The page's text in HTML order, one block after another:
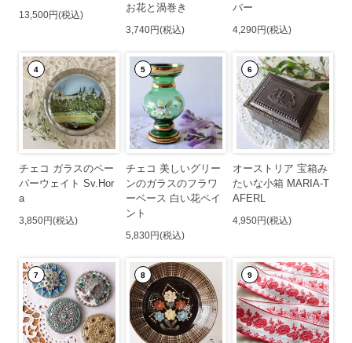
13,500円(税込)
お花と渦巻き
3,740円(税込)
バー
4,290円(税込)
4
チェコ ガラスのペー
パーウェイト Sv.Hor
a
3,850円(税込)
5
チェコ 美しいグリー
ンのガラスのフラワ
ーベース 白い花ペイ
ント
5,830円(税込)
6
オーストリア 宝箱み
たいな小箱 MARIA-T
AFERL
4,950円(税込)
7 8 9